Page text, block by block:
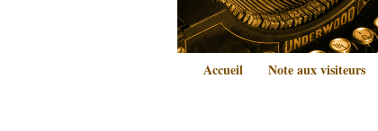
Accueil Note aux visiteurs